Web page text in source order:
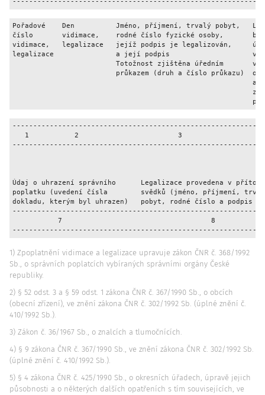
Pořadové    Den          Jméno, příjmení, trvalý pobyt,
číslo       vidimace,    rodné číslo fyzické osoby,
vidimace,   legalizace   jejíž podpis je legalizován,
legalizace               a její podpis
Totožnost zjištěna úředním       v
průkazem (druh a číslo průkazu)
                                                          a 2
1           2                        3
Údaj o uhrazení správního      Legalizace provedena v
poplatku (uvedení čísla        svědků (jméno, příjmení,
dokladu, kterým byl uhrazen)   pobyt, rodné číslo a podpis
7                                    8
1) Zpoplatnění vidimace a legalizace upravuje zákon ČNR č. 368/1992
Sb., o správních poplatcích vybíraných správními orgány České
republiky.
2) § 52 odst. 3 a § 59 odst. 1 zákona ČNR č. 367/1990 Sb., o obcích
(obecní zřízení), ve znění zákona ČNR č. 302/1992 Sb. (úplné znění č.
410/1992 Sb.).
3) Zákon č. 36/1967 Sb., o znalcích a tlumočnících.
4) § 9 zákona ČNR č. 367/1990 Sb., ve znění zákona ČNR č. 302/1992 Sb.
(úplné znění č. 410/1992 Sb.).
5) § 4 zákona ČNR č. 425/1990 Sb., o okresních úřadech, úpravě jejich
působnosti a o některých dalších opatřeních s tím souvisejících, ve